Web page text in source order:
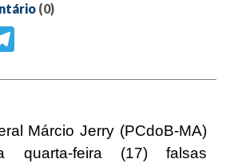
(0)
Márcio Jerry (PCdoB-MA)
quarta-feira (17) falsas